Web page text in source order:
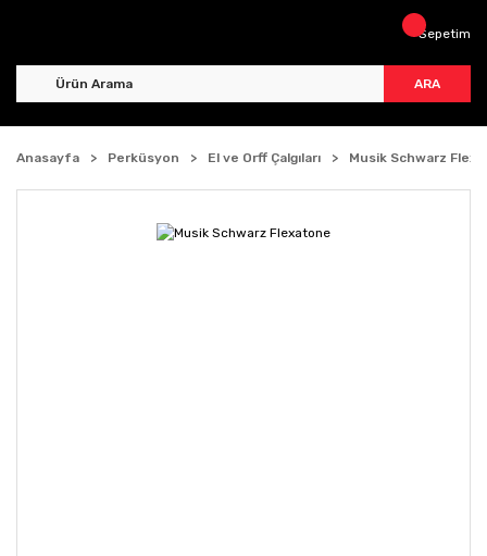
ARA
Sepetim
Anasayfa Perküsyon El ve Orff Çalgıları Musik Schwarz